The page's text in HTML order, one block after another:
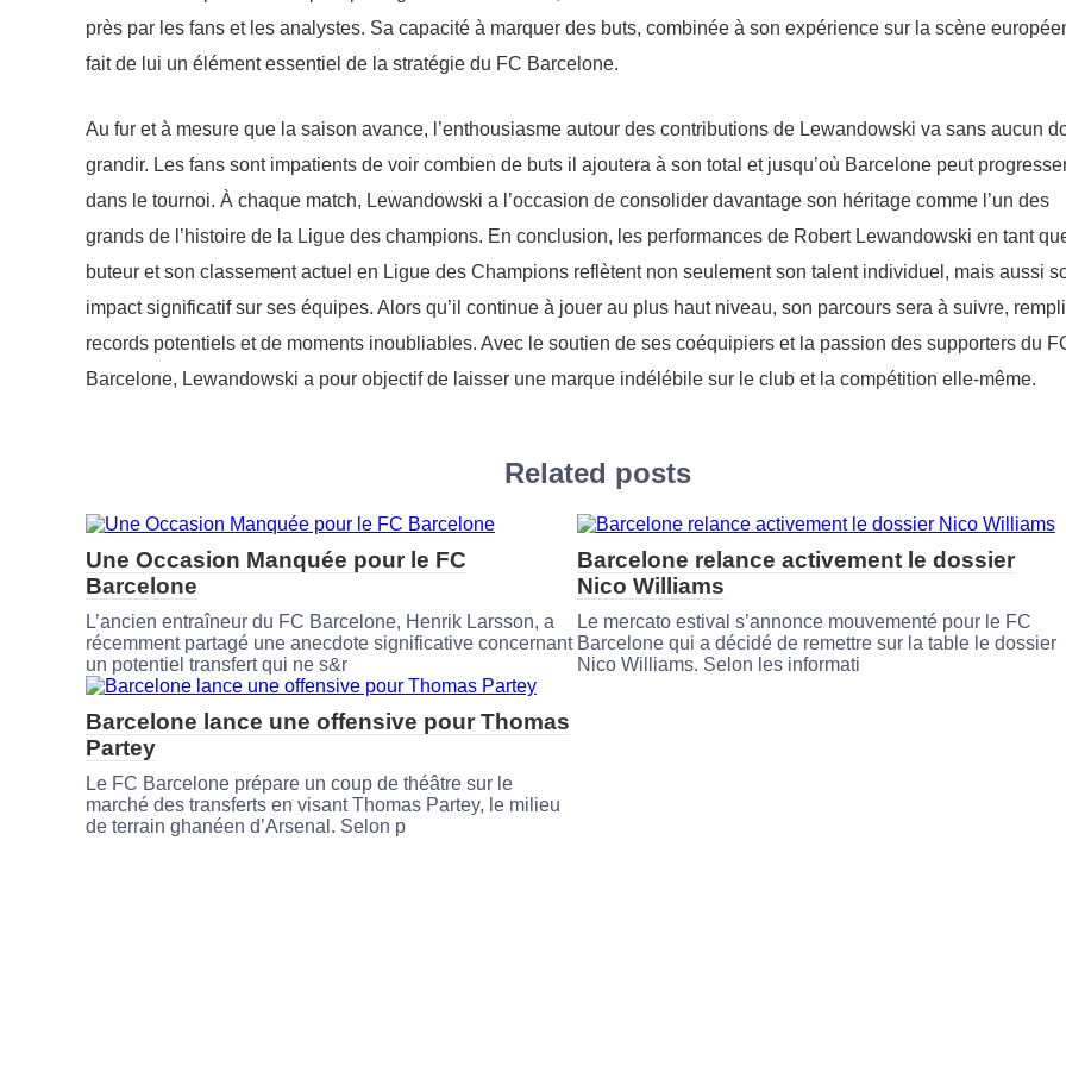
près par les fans et les analystes. Sa capacité à marquer des buts, combinée à son expérience sur la scène
fait de lui un élément essentiel de la stratégie du FC Barcelone.
Au fur et à mesure que la saison avance, l’enthousiasme autour des contributions de Lewandowski va sans aucun
grandir. Les fans sont impatients de voir combien de buts il ajoutera à son total et jusqu’où Barcelone peut
dans le tournoi. À chaque match, Lewandowski a l’occasion de consolider davantage son héritage comme l’un des
grands de l’histoire de la Ligue des champions. En conclusion, les performances de Robert Lewandowski en tant
buteur et son classement actuel en Ligue des Champions reflètent non seulement son talent individuel, mais aussi
impact significatif sur ses équipes. Alors qu’il continue à jouer au plus haut niveau, son parcours sera à suivre,
records potentiels et de moments inoubliables. Avec le soutien de ses coéquipiers et la passion des supporters du
Barcelone, Lewandowski a pour objectif de laisser une marque indélébile sur le club et la compétition elle-même.
Related posts
Une Occasion Manquée pour le FC
Barcelone
L’ancien entraîneur du FC Barcelone, Henrik Larsson, a
récemment partagé une anecdote significative concernant
un potentiel transfert qui ne s&r
Barcelone relance activement le dossier
Nico Williams
Le mercato estival s’annonce mouvementé pour le FC
Barcelone qui a décidé de remettre sur la table le dossier
Nico Williams. Selon les informati
Barcelone lance une offensive pour Thomas
Partey
Le FC Barcelone prépare un coup de théâtre sur le
marché des transferts en visant Thomas Partey, le milieu
de terrain ghanéen d’Arsenal. Selon p